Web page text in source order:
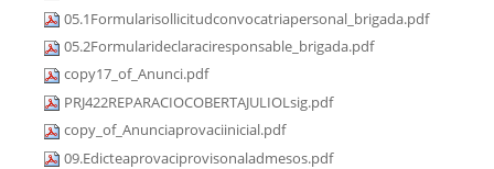
05.1Formularisollicitudconvocatriapersonal_brigada.pdf
05.2Formularideclaraciresponsable_brigada.pdf
copy17_of_Anunci.pdf
PRJ422REPARACIOCOBERTAJULIOLsig.pdf
copy_of_Anunciaprovaciinicial.pdf
09.Edicteaprovaciprovisonaladmesos.pdf